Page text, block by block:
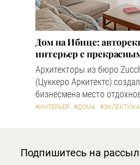
Дом на Ибице:
интерьер с
Архитекторы из бюро
(Цуккеро Аркитектс)
бизнесмена место
#ИНТЕРЬЕР #ДОМА #ЭКЛЕКТИКА
Подпишитесь на